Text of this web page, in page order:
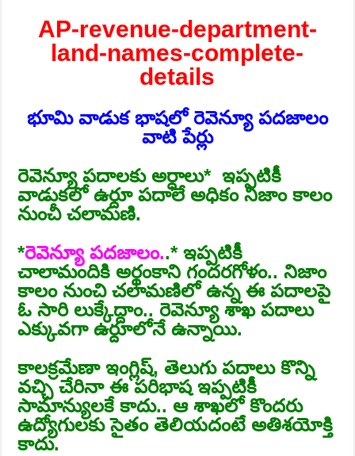
AP-revenue-department-
land-names-complete-
details
భూమి వాడుక భాషలోరెవెన్యూ పదజాలం
వాటి పేర్లు
రెవెన్యూ పదాలకు అర్ధాలు* ఇప్పటికీ
వాడుకలో ఉర్దూ పదాలే అధికంనిజాం కాలం
నుంచీ చలామణి.
*రెవెన్యూ పదజాలం..* ఇప్పటికీ
చాలామందికి అర్థంకాని గందరగోళం.. నిజాం
కాలం నుంచి చలామణిలో ఉన్న ఈ పదాలపై
ఓ సారి లుక్కేద్దాం.. రెవెన్యూ శాఖ పదాలు
ఎక్కువగా ఉర్దూలోనే ఉన్నాయి.
కాలక్రమేణా ఇంగ్లిష్‌, తెలుగు పదాలు కొన్ని
వచ్చి చేరినా ఈ పరిభాష ఇప్పటికీ
సామాన్యులకే కాదు.. ఆ శాఖలో కొందరు
ఉద్యోగులకు సైతం తెలియదంటే అతిశయోక్తి
కాదు.